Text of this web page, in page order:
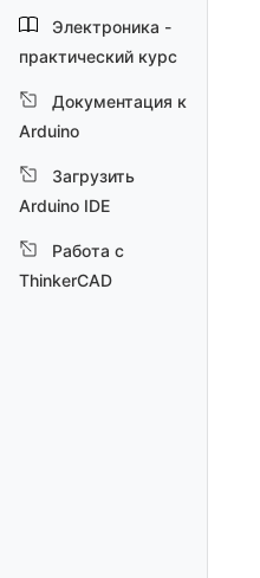
Электроника -
практический курс
Документация к
Arduino
Загрузить
Arduino IDE
Работа с
ThinkerCAD